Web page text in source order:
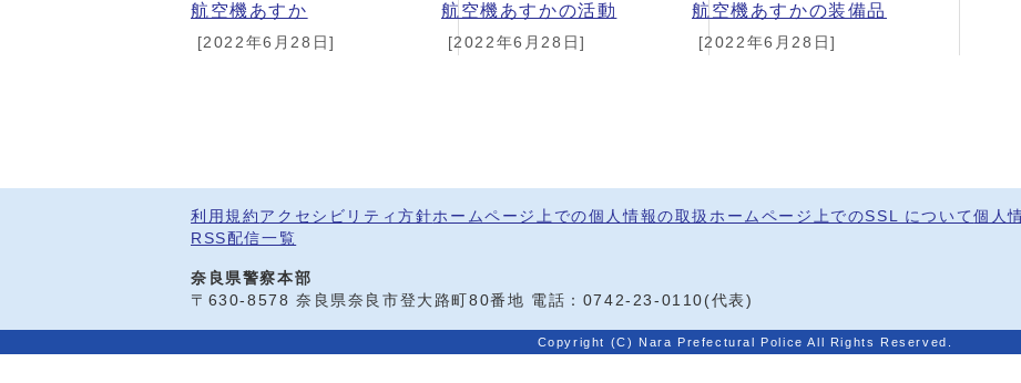
航空機あすか
[2022年6月28日]
航空機あすかの活動
[2022年6月28日]
航空機あすかの装備品
[2022年6月28日]
利用規約 アクセシビリティ方針ホームページ上での個人情報の取扱ホームページ上でのSSL について個人
RSS配信一覧
奈良県警察本部
〒630-8578 奈良県奈良市登大路町80番地 電話： 0742-23-0110 (代表)
Copyright (C) Nara Prefectural Police All Rights Reserved.